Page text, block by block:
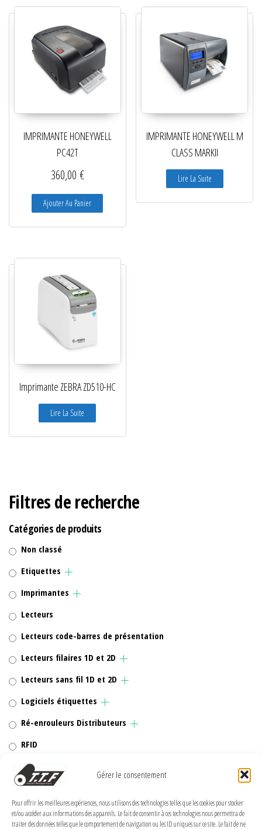
Gérer le consentement
Pour offrir les meilleures expériences, nous utilisons des technologies telles que les cookies pour stocker
et/ou accéder aux informations des appareils. Le fait de consentir à ces technologies nous permettra de
traiter des données telles que le comportement de navigation ou les ID uniques sur ce site. Le fait de ne
IMPRIMANTE HONEYWELL
PC42T
360,00 €
Ajouter Au Panier
IMPRIMANTE HONEYWELL M
CLASS MARKII
Lire La Suite
Imprimante ZEBRA ZD510-HC
Lire La Suite
Filtres de recherche
Catégories de produits
Non classé
Etiquettes
Imprimantes
Lecteurs
Lecteurs code-barres de présentation
Lecteurs filaires 1D et 2D
Lecteurs sans fil 1D et 2D
Logiciels étiquettes
Ré-enrouleurs Distributeurs
RFID
Rubans transfert thermique
Têtes d'impression